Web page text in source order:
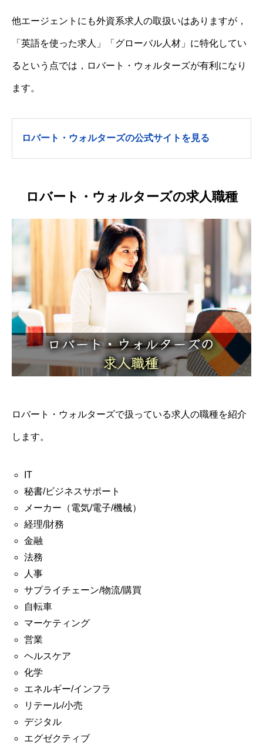
他エージェントにも外資系求人の取扱いはありますが，
「英語を使った求人」「グローバル人材」に特化してい
るという点では，ロバート・ウォルターズが有利になり
ます。
ロバート・ウォルターズの公式サイトを見る
ロバート・ウォルターズの求人職種
ロバート・ウォルターズで扱っている求人の職種を紹介
します。
IT
秘書/ビジネスサポート
メーカー（電気/電子/機械）
経理/財務
金融
法務
人事
サプライチェーン/物流/購買
自転車
マーケティング
営業
ヘルスケア
化学
エネルギー/インフラ
リテール/小売
デジタル
エグゼクティブ